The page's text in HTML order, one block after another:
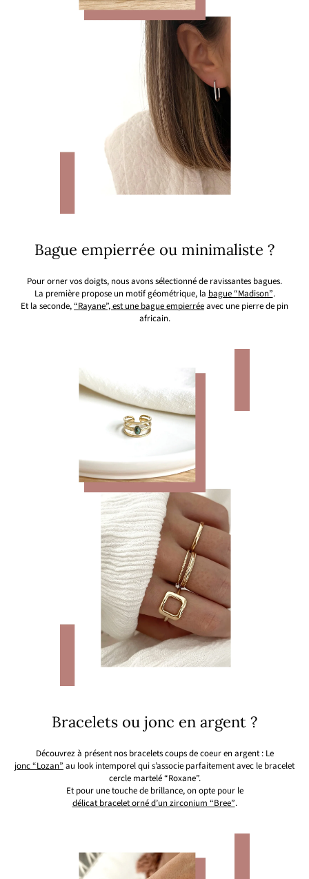
Bague empierrée ou minimaliste ?
Pour orner vos doigts, nous avons sélectionné de ravissantes bagues.
La première propose un motif géométrique, la bague “Madison”.
Et la seconde,“Rayane”, est une bague empierréeavec une pierre de pin
africain.
Bracelets ou jonc en argent ?
Découvrez à présent nos bracelets coups de coeur en argent : Le
jonc “Lozan” au look intemporel qui s’associe parfaitement avec le bracelet
cercle martelé “Roxane”.
Et pour une touche de brillance, on opte pour le
délicat bracelet orné d’un zirconium “Bree”.